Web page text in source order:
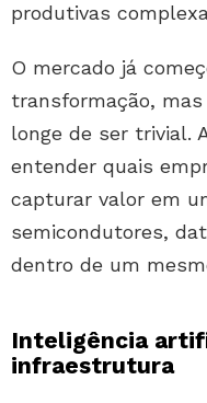
produtivas
O mercado já
transformação,
longe de ser trivial.
entender quais
capturar valor em
semicondutores,
dentro de um
Inteligência
infraestrutura